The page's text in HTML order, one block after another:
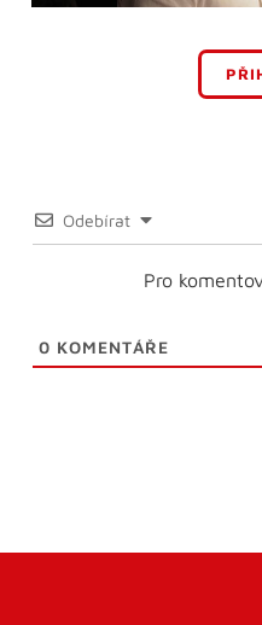
Odebírat
Pro
0 KOMENTÁŘE